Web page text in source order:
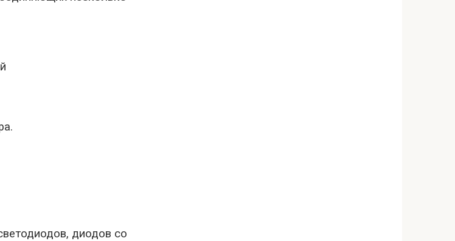
диодов со